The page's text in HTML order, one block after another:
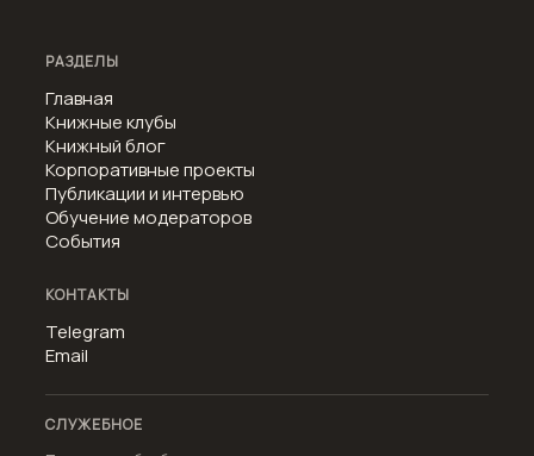
РАЗДЕЛЫ
Главная
Книжные клубы
Книжный блог
Корпоративные проекты
Публикации и интервью
Обучение модераторов
События
КОНТАКТЫ
Telegram
Email
СЛУЖЕБНОЕ